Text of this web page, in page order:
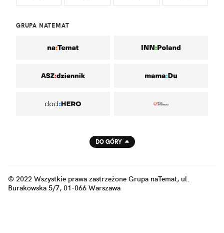
GRUPA NATEMAT
DO GÓRY
© 2022 Wszystkie prawa zastrzeżone Grupa naTemat, ul.
Burakowska 5/7, 01-066 Warszawa